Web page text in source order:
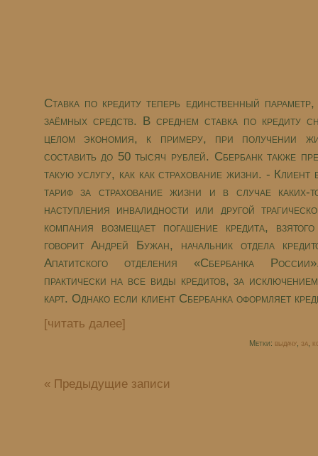
Ставка по кредиту теперь единственный
заёмных средств. В среднем ставка по кредиту
целом экономия, к примеру, при получении
составить до 50 тысяч рублей. Сбербанк также
такую услугу, как как страхование жизни. - Клиент
тариф за страхование жизни и в случае каких-
наступления инвалидности или другой
компания возмещает погашение кредита,
говорит Андрей Бужан, начальник отдела
Апатитского отделения «Сбербанка
практически на все виды кредитов, за
карт. Однако если клиент Сбербанка оформляет
[читать далее]
Метки: выдачу, за,
« Предыдущие записи